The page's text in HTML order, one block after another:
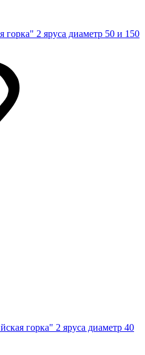
2 яруса диаметр 50 и 150
горка" 2 яруса диаметр 40